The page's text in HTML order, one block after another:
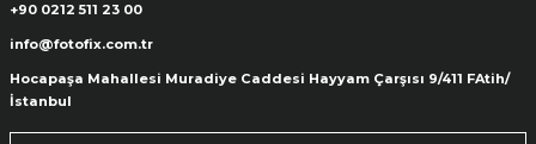
+90 0212 511 23 00
info@fotofix.com.tr
Hocapaşa Mahallesi Muradiye Caddesi Hayyam Çarşısı 9/411 FAtih/
İstanbul